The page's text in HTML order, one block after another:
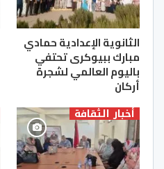
الثانوية الإعدادية حمادي
مبارك ببيوكرى تحتفي
باليوم العالمي لشجرة
أركان
أخبار الثقافة